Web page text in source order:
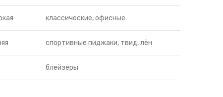
классические, офисные
спортивные пиджаки, твид, лён
блейзеры